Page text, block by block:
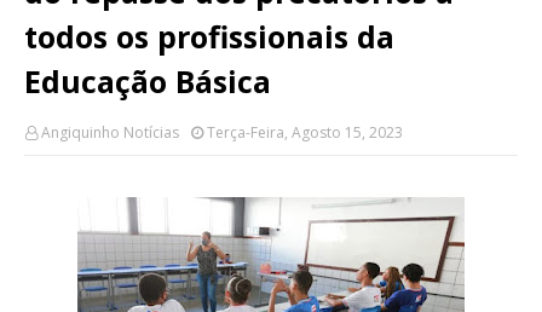
todos os profissionais da
Educação Básica
Angiquinho Notícias Terça-Feira, Agosto 15, 2023